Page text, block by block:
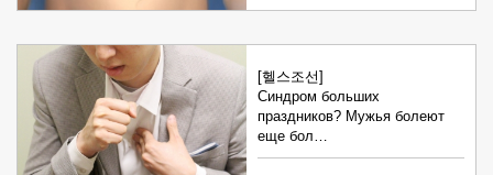
[헬스조선]
Синдром больших
праздников? Мужья болеют
еще бол…